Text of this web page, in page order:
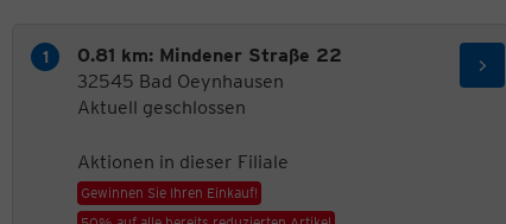
0.81 km: Mindener Straße 22
32545 Bad Oeynhausen
Aktuell geschlossen
Aktionen in dieser Filiale
Gewinnen Sie Ihren Einkauf!